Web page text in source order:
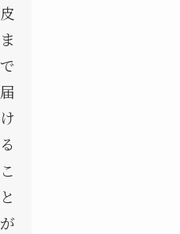
皮
ま
で
届
け
る
こ
と
が